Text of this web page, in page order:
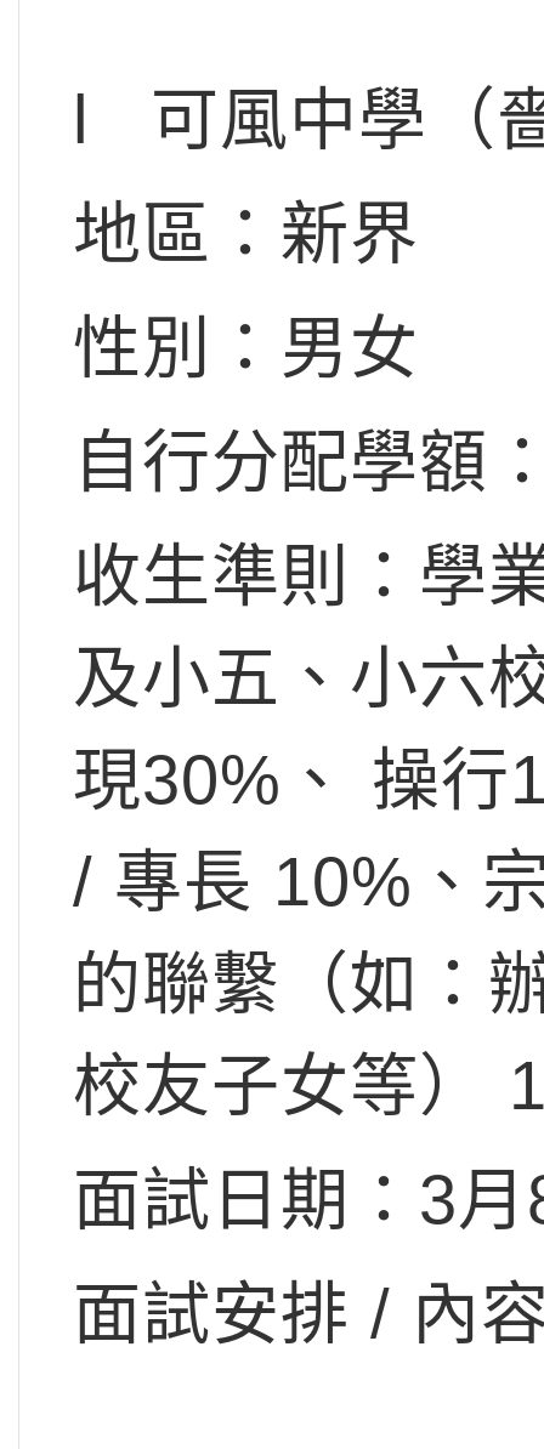
l 可風中學（
地區：新界
性別：男女
自行分配學額
收生準則：學
及小五、小六
現30%、 操行
/ 專長 10%、
的聯繫（如：
校友子女等）
面試日期：3
面試安排 / 內